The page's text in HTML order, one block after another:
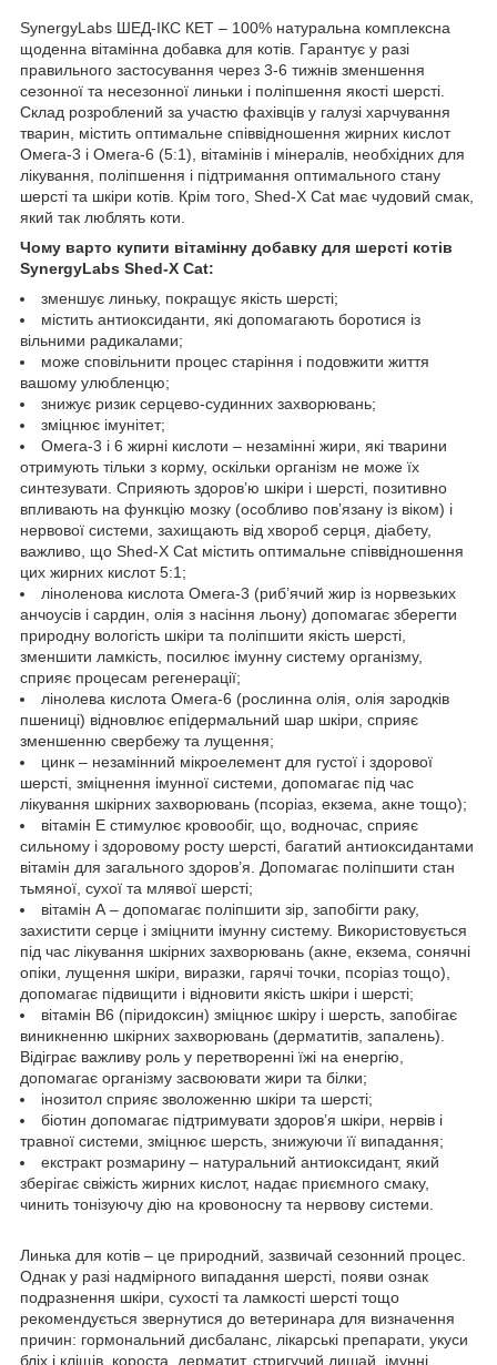
SynergyLabs ШЕД-ІКС КЕТ – 100% натуральна комплексна
щоденна вітамінна добавка для котів. Гарантує у разі
правильного застосування через 3-6 тижнів зменшення
сезонної та несезонної линьки і поліпшення якості шерсті.
Склад розроблений за участю фахівців у галузі харчування
тварин, містить оптимальне співвідношення жирних кислот
Омега-3 і Омега-6 (5:1), вітамінів і мінералів, необхідних для
лікування, поліпшення і підтримання оптимального стану
шерсті та шкіри котів. Крім того, Shed-X Cat має чудовий смак,
який так люблять коти.
Чому варто купити вітамінну добавку для шерсті котів
SynergyLabs Shed-X Cat:
зменшує линьку, покращує якість шерсті;
містить антиоксиданти, які допомагають боротися із
вільними радикалами;
може сповільнити процес старіння і подовжити життя
вашому улюбленцю;
знижує ризик серцево-судинних захворювань;
зміцнює імунітет;
Омега-3 і 6 жирні кислоти – незамінні жири, які тварини
отримують тільки з корму, оскільки організм не може їх
синтезувати. Сприяють здоров’ю шкіри і шерсті, позитивно
впливають на функцію мозку (особливо пов’язану із віком) і
нервової системи, захищають від хвороб серця, діабету,
важливо, що Shed-X Cat містить оптимальне співвідношення
цих жирних кислот 5:1;
ліноленова кислота Омега-3 (риб’ячий жир із норвезьких
анчоусів і сардин, олія з насіння льону) допомагає зберегти
природну вологість шкіри та поліпшити якість шерсті,
зменшити ламкість, посилює імунну систему організму,
сприяє процесам регенерації;
лінолева кислота Омега-6 (рослинна олія, олія зародків
пшениці) відновлює епідермальний шар шкіри, сприяє
зменшенню свербежу та лущення;
цинк – незамінний мікроелемент для густої і здорової
шерсті, зміцнення імунної системи, допомагає під час
лікування шкірних захворювань (псоріаз, екзема, акне тощо);
вітамін Е стимулює кровообіг, що, водночас, сприяє
сильному і здоровому росту шерсті, багатий антиоксидантами
вітамін для загального здоров’я. Допомагає поліпшити стан
тьмяної, сухої та млявої шерсті;
вітамін А – допомагає поліпшити зір, запобігти раку,
захистити серце і зміцнити імунну систему. Використовується
під час лікування шкірних захворювань (акне, екзема, сонячні
опіки, лущення шкіри, виразки, гарячі точки, псоріаз тощо),
допомагає підвищити і відновити якість шкіри і шерсті;
вітамін B6 (піридоксин) зміцнює шкіру і шерсть, запобігає
виникненню шкірних захворювань (дерматитів, запалень).
Відіграє важливу роль у перетворенні їжі на енергію,
допомагає організму засвоювати жири та білки;
інозитол сприяє зволоженню шкіри та шерсті;
біотин допомагає підтримувати здоров’я шкіри, нервів і
травної системи, зміцнює шерсть, знижуючи її випадання;
екстракт розмарину – натуральний антиоксидант, який
зберігає свіжість жирних кислот, надає приємного смаку,
чинить тонізуючу дію на кровоносну та нервову системи.
Линька для котів – це природний, зазвичай сезонний процес.
Однак у разі надмірного випадання шерсті, появи ознак
подразнення шкіри, сухості та ламкості шерсті тощо
рекомендується звернутися до ветеринара для визначення
причин: гормональний дисбаланс, лікарські препарати, укуси
бліх і кліщів, короста, дерматит, стригучий лишай, імунні